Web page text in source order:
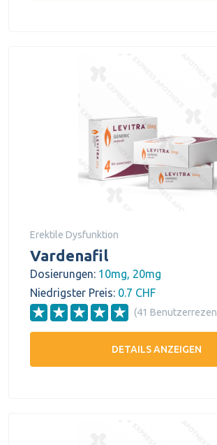
Erektile Dysfunktion
Vardenafil
Dosierungen: 10mg, 20mg
Niedrigster Preis: 0.7 CHF
(41
DETAILS ANZEIGEN